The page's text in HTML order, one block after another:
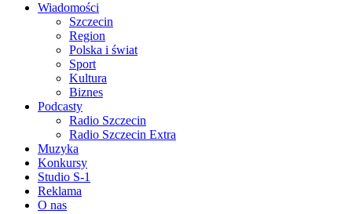
Wiadomości
Szczecin
Region
Polska i świat
Sport
Kultura
Biznes
Podcasty
Radio Szczecin
Radio Szczecin Extra
Muzyka
Konkursy
Studio S-1
Reklama
O nas